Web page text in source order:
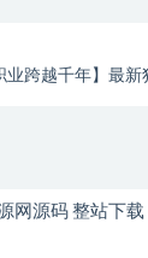
跨越千年】最新
网源码 整站下载